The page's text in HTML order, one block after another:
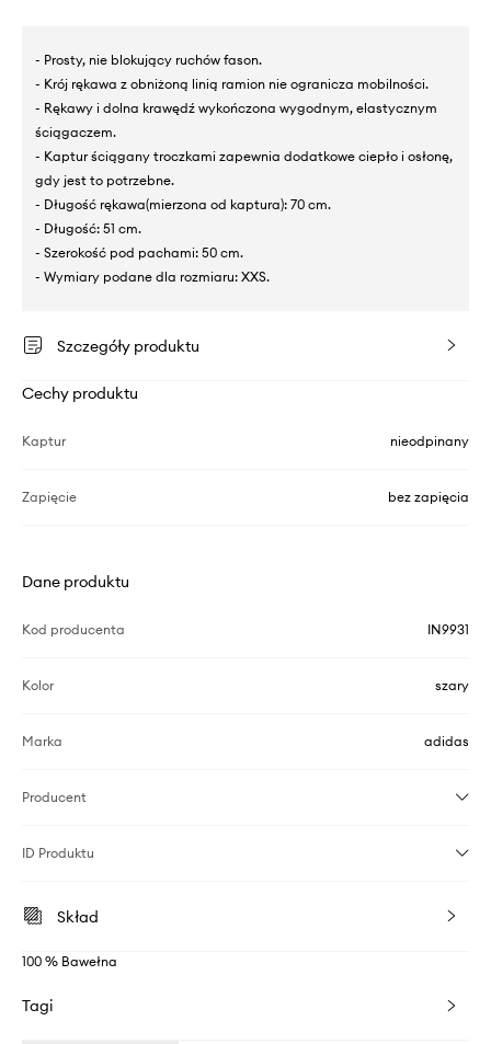
- Prosty, nie blokujący ruchów fason.
- Krój rękawa z obniżoną linią ramion nie ogranicza mobilności.
- Rękawy i dolna krawędź wykończona wygodnym, elastycznym
ściągaczem.
- Kaptur ściągany troczkami zapewnia dodatkowe ciepło i osłonę,
gdy jest to potrzebne.
- Długość rękawa(mierzona od kaptura): 70 cm.
- Długość: 51 cm.
- Szerokość pod pachami: 50 cm.
- Wymiary podane dla rozmiaru: XXS.
Szczegóły produktu
Cechy produktu
Kaptur nieodpinany
Zapięcie bez zapięcia
Dane produktu
Kod producenta IN9931
Kolor szary
Marka adidas
Producent
ID Produktu
Skład
100 % Bawełna
Tagi